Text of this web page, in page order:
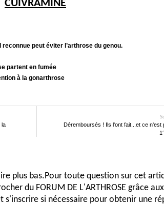
CUIVRAMINE
peut éviter l’arthrose du genou.
partent en fumée
à la gonarthrose
la
Déremboursés ! Ils l'ont fait...et ce n'est
plus bas.Pour toute question sur cet
du FORUM DE L'ARTHROSE grâce
s'inscrire si nécessaire pour obtenir une